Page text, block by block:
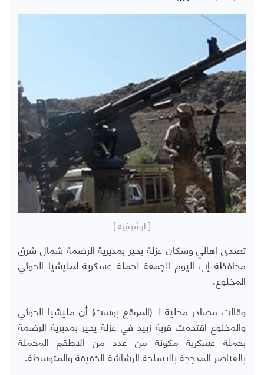
[ ارشيفيه ]
تصدى أهالي وسكان عزلة بحير بمديرية الرضمة شمال شرق
محافظة إب اليوم الجمعة لحملة عسكرية لمليشيا الحوثي
المخلوع.
وقالت مصادر محلية لـ (الموقع بوست) أن مليشيا الحوثي
والمخلوع اقتحمت قرية زبيد في عزلة يحير بمديرية الرضمة
بحملة عسكرية مكونة من عدد من الاطقم المحملة
بالعناصر المدججة بالأسلحة الرشاشة الخفيفة والمتوسطة.